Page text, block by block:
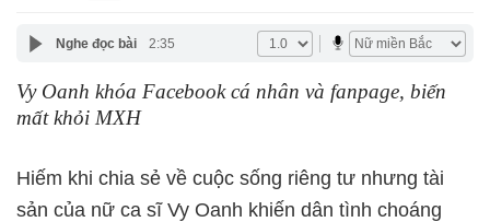
Nghe đọc bài 2:35
Vy Oanh khóa Facebook cá nhân và fanpage, biến
mất khỏi MXH
Hiếm khi chia sẻ về cuộc sống riêng tư nhưng tài
sản của nữ ca sĩ Vy Oanh khiến dân tình choáng